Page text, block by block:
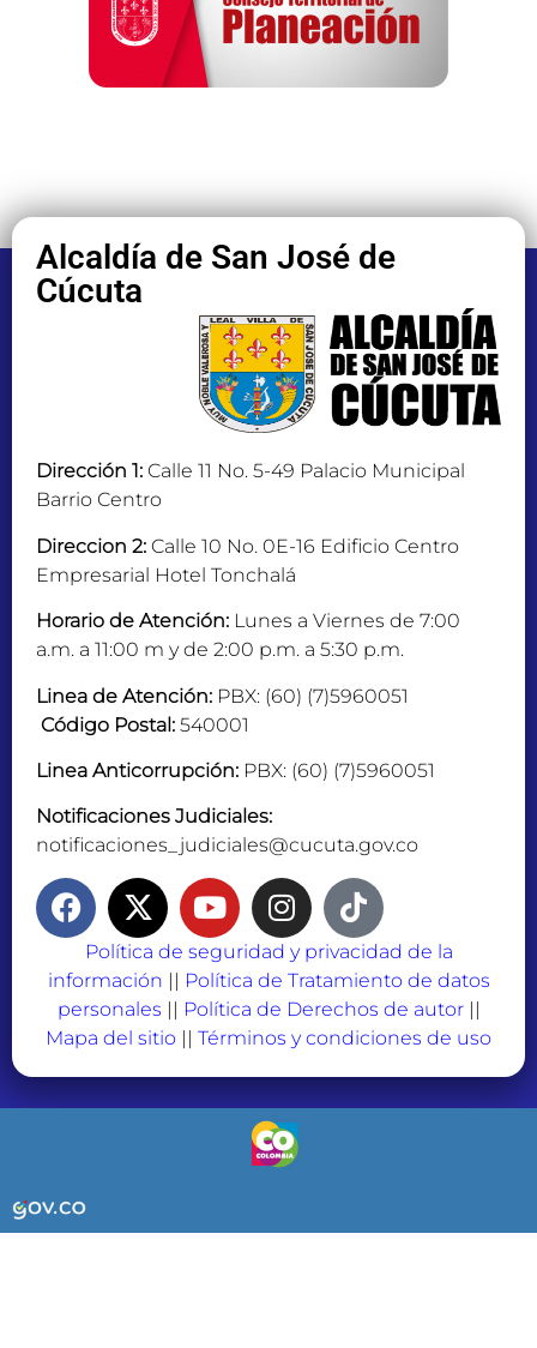
Alcaldía de San José de
Cúcuta
Dirección 1: Calle 11 No. 5-49 Palacio Municipal
Barrio Centro
Direccion 2: Calle 10 No. 0E-16 Edificio Centro
Empresarial Hotel Tonchalá
Horario de Atención: Lunes a Viernes de 7:00
a.m. a 11:00 m y de 2:00 p.m. a 5:30 p.m.
Linea de Atención: PBX: (60) (7)5960051
Código Postal: 540001
Linea Anticorrupción: PBX: (60) (7)5960051
Notificaciones Judiciales:
notificaciones_judiciales@cucuta.gov.co
Política de seguridad y privacidad de la
información || Política de Tratamiento de datos
personales || Política de Derechos de autor||
Mapa del sitio || Términos y condiciones de uso